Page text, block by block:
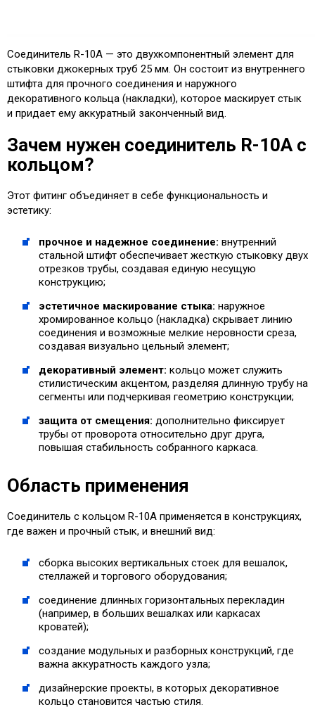
Соединитель R-10A — это двухкомпонентный элемент для
стыковки джокерных труб 25 мм. Он состоит из внутреннего
штифта для прочного соединения и наружного
декоративного кольца (накладки), которое маскирует стык
и придает ему аккуратный законченный вид.
Зачем нужен соединитель R-10A с
кольцом?
Этот фитинг объединяет в себе функциональность и
эстетику:
прочное и надежное соединение: внутренний
стальной штифт обеспечивает жесткую стыковку двух
отрезков трубы, создавая единую несущую
конструкцию;
эстетичное маскирование стыка: наружное
хромированное кольцо (накладка) скрывает линию
соединения и возможные мелкие неровности среза,
создавая визуально цельный элемент;
декоративный элемент: кольцо может служить
стилистическим акцентом, разделяя длинную трубу на
сегменты или подчеркивая геометрию конструкции;
защита от смещения: дополнительно фиксирует
трубы от проворота относительно друг друга,
повышая стабильность собранного каркаса.
Область применения
Соединитель с кольцом R-10A применяется в конструкциях,
где важен и прочный стык, и внешний вид:
сборка высоких вертикальных стоек для вешалок,
стеллажей и торгового оборудования;
соединение длинных горизонтальных перекладин
(например, в больших вешалках или каркасах
кроватей);
создание модульных и разборных конструкций, где
важна аккуратность каждого узла;
дизайнерские проекты, в которых декоративное
кольцо становится частью стиля.